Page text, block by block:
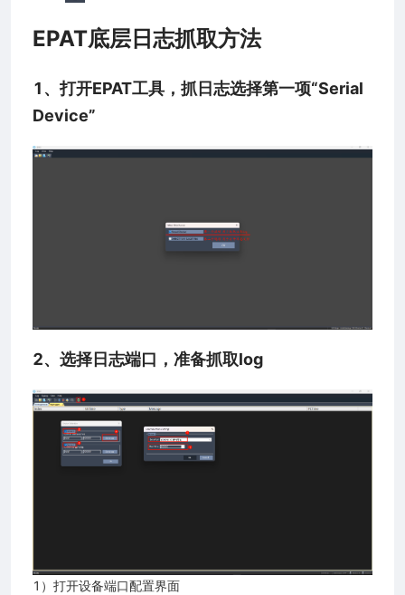
EPAT底层日志抓取方法
1、打开EPAT工具，抓日志选择第一项“Serial
Device”
2、选择日志端口，准备抓取log
1）打开设备端口配置界面